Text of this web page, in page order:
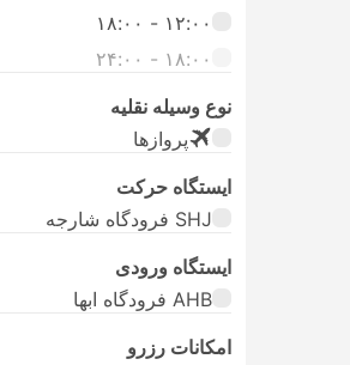
۱۲:۰۰ - ۱۸:۰۰
۱۸:۰۰ - ۲۴:۰۰
نوع وسیله نقلیه
پرواز‌ها
ایستگاه حرکت
SHJ فرودگاه شارجه
ایستگاه ورودی
AHB فرودگاه ابها
امکانات رزرو